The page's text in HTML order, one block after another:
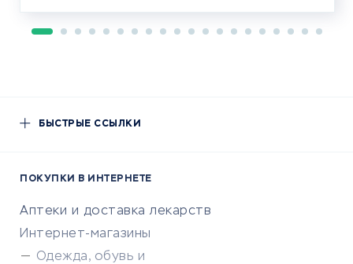
БЫСТРЫЕ ССЫЛКИ
ПОКУПКИ В ИНТЕРНЕТЕ
Аптеки и доставка лекарств
Интернет-магазины
Одежда, обувь и